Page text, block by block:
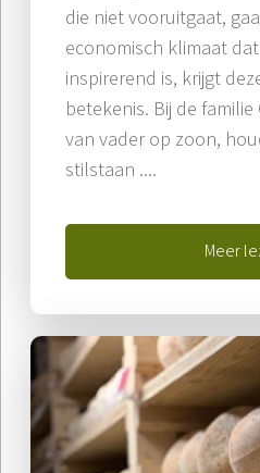
die niet vooruitgaat,
economisch klimaat
inspirerend is, krijgt
betekenis. Bij de
van vader op zoon,
stilstaan ....
Meer